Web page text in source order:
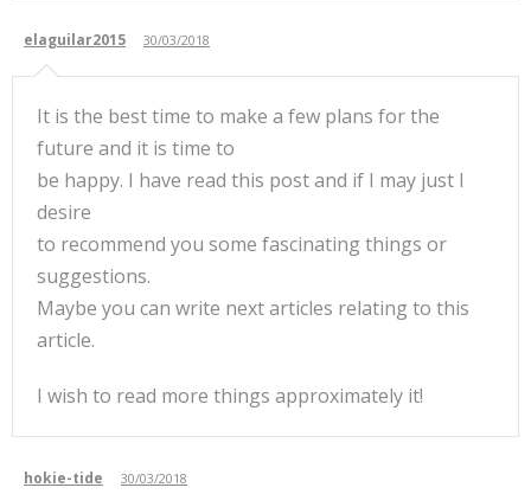
elaguilar2015 30/03/2018
It is the best time to make a few plans for the
future and it is time to
be happy. I have read this post and if I may just I
desire
to recommend you some fascinating things or
suggestions.
Maybe you can write next articles relating to this
article.
I wish to read more things approximately it!
hokie-tide 30/03/2018